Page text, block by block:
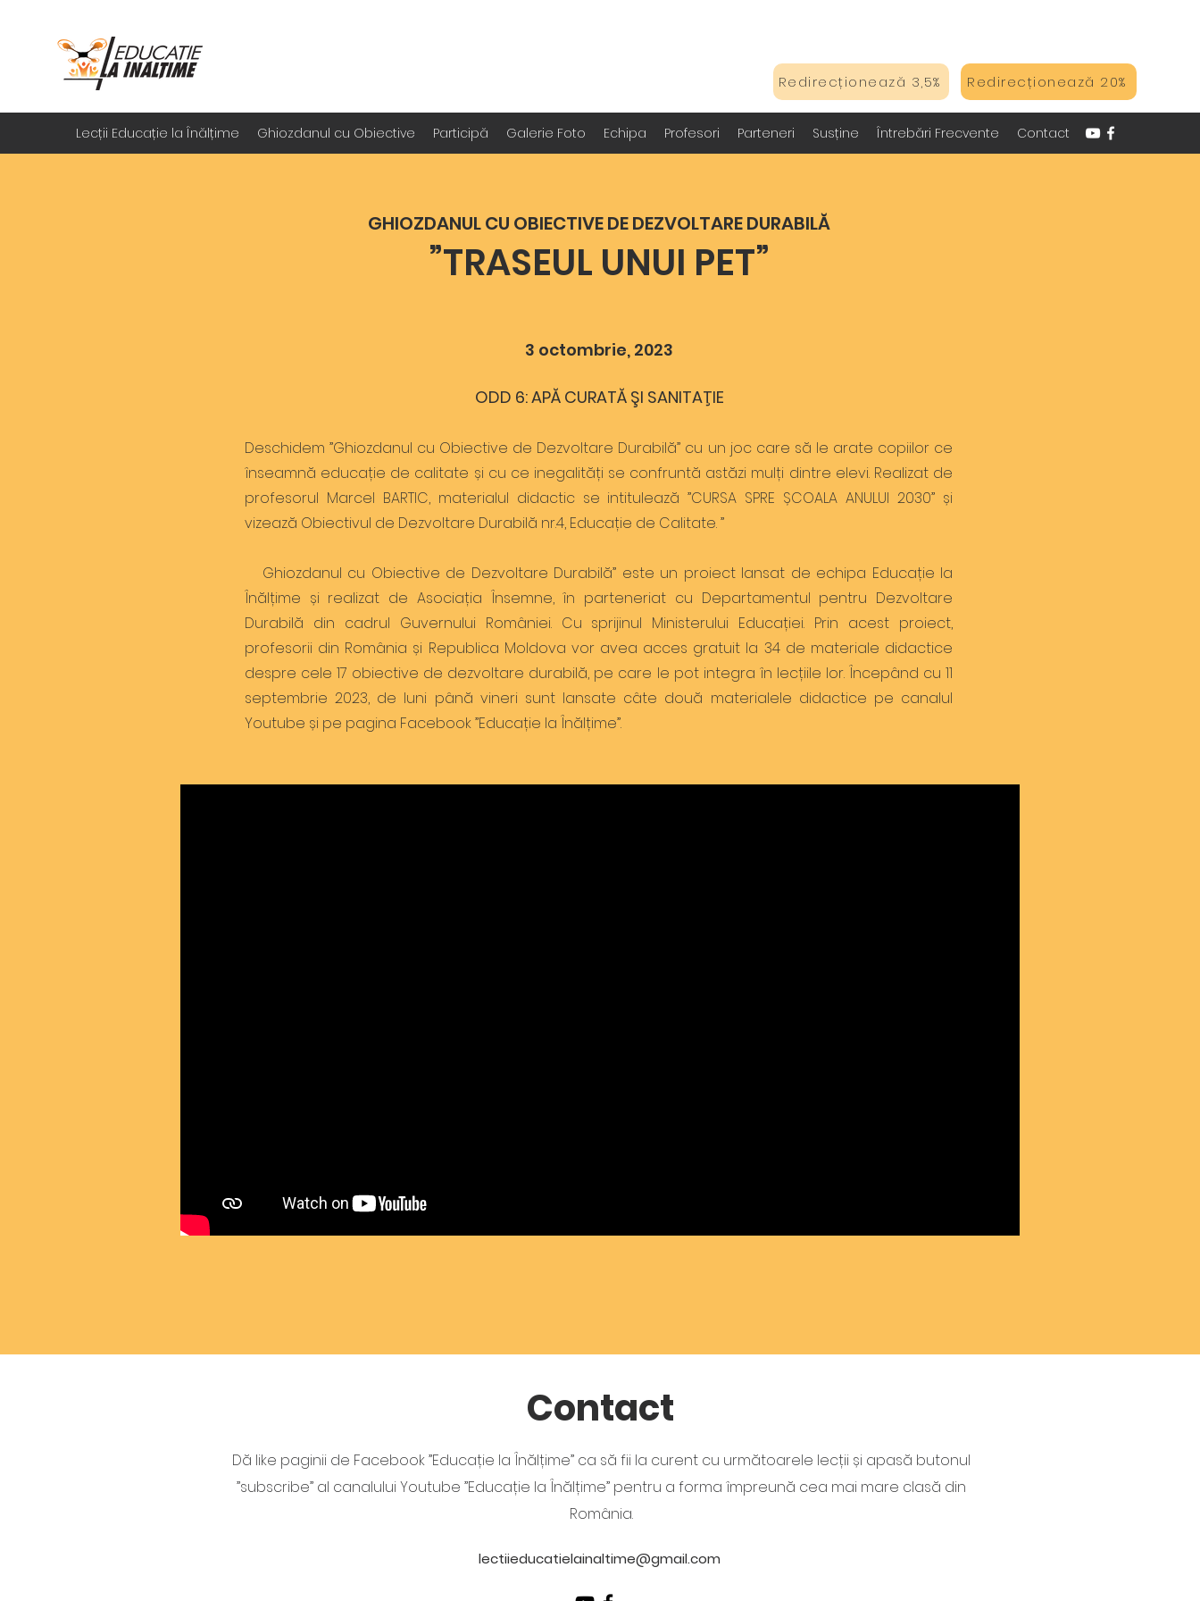
Redirecționează 3,5% Redirecționează 20%
Lecții Educație la Înălțime Ghiozdanul cu Obiective Participă Galerie Foto Echipa Profesori Parteneri Susține Întrebări Frecvente Contact
GHIOZDANUL CU OBIECTIVE DE DEZVOLTARE DURABILĂ
”TRASEUL UNUI PET”
3 octombrie, 2023
ODD 6: APĂ CURATĂ ŞI SANITAŢIE
Deschidem ”Ghiozdanul cu Obiective de Dezvoltare Durabilă” cu un joc care să le arate copiilor ce
înseamnă educație de calitate și cu ce inegalități se confruntă astăzi mulți dintre elevi. Realizat de
profesorul Marcel BARTIC, materialul didactic se intitulează ”CURSA SPRE ȘCOALA ANULUI 2030” și
vizează Obiectivul de Dezvoltare Durabilă nr.4, Educație de Calitate. ”
Ghiozdanul cu Obiective de Dezvoltare Durabilă” este un proiect lansat de echipa Educație la
Înălțime și realizat de Asociația Însemne, în parteneriat cu Departamentul pentru Dezvoltare
Durabilă din cadrul Guvernului României. Cu sprijinul Ministerului Educației. Prin acest proiect,
profesorii din România și Republica Moldova vor avea acces gratuit la 34 de materiale didactice
despre cele 17 obiective de dezvoltare durabilă, pe care le pot integra în lecțiile lor. Începând cu 11
septembrie 2023, de luni până vineri sunt lansate câte două materialele didactice pe canalul
Youtube și pe pagina Facebook ”Educație la Înălțime”.
Contact
Dă like paginii de Facebook ”Educație la Înălțime” ca să fii la curent cu următoarele lecții și apasă butonul
”subscribe” al canalului Youtube ”Educație la Înălțime” pentru a forma împreună cea mai mare clasă din
România.
lectiieducatielainaltime@gmail.com